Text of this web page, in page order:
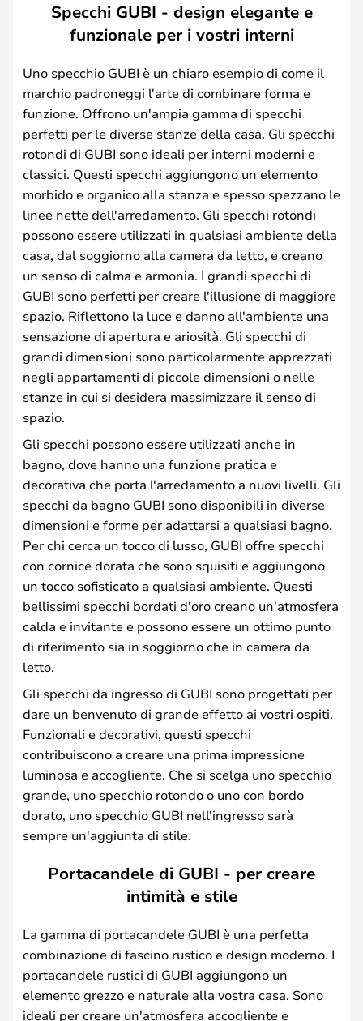
Specchi GUBI - design elegante e
funzionale per i vostri interni
Uno specchio GUBI è un chiaro esempio di come il
marchio padroneggi l'arte di combinare forma e
funzione. Offrono un'ampia gamma di specchi
perfetti per le diverse stanze della casa. Gli specchi
rotondi di GUBI sono ideali per interni moderni e
classici. Questi specchi aggiungono un elemento
morbido e organico alla stanza e spesso spezzano le
linee nette dell'arredamento. Gli specchi rotondi
possono essere utilizzati in qualsiasi ambiente della
casa, dal soggiorno alla camera da letto, e creano
un senso di calma e armonia. I grandi specchi di
GUBI sono perfetti per creare l'illusione di maggiore
spazio. Riflettono la luce e danno all'ambiente una
sensazione di apertura e ariosità. Gli specchi di
grandi dimensioni sono particolarmente apprezzati
negli appartamenti di piccole dimensioni o nelle
stanze in cui si desidera massimizzare il senso di
spazio.
Gli specchi possono essere utilizzati anche in
bagno, dove hanno una funzione pratica e
decorativa che porta l'arredamento a nuovi livelli. Gli
specchi da bagno GUBI sono disponibili in diverse
dimensioni e forme per adattarsi a qualsiasi bagno.
Per chi cerca un tocco di lusso, GUBI offre specchi
con cornice dorata che sono squisiti e aggiungono
un tocco sofisticato a qualsiasi ambiente. Questi
bellissimi specchi bordati d'oro creano un'atmosfera
calda e invitante e possono essere un ottimo punto
di riferimento sia in soggiorno che in camera da
letto.
Gli specchi da ingresso di GUBI sono progettati per
dare un benvenuto di grande effetto ai vostri ospiti.
Funzionali e decorativi, questi specchi
contribuiscono a creare una prima impressione
luminosa e accogliente. Che si scelga uno specchio
grande, uno specchio rotondo o uno con bordo
dorato, uno specchio GUBI nell'ingresso sarà
sempre un'aggiunta di stile.
Portacandele di GUBI - per creare
intimità e stile
La gamma di portacandele GUBI è una perfetta
combinazione di fascino rustico e design moderno. I
portacandele rustici di GUBI aggiungono un
elemento grezzo e naturale alla vostra casa. Sono
ideali per creare un'atmosfera accogliente e